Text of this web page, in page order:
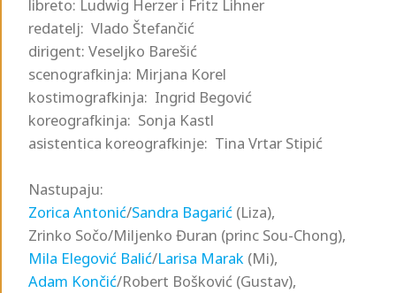
libreto: Ludwig Herzer i Fritz Lihner
redatelj: Vlado Štefančić
dirigent: Veseljko Barešić
scenografkinja: Mirjana Korel
kostimografkinja: Ingrid Begović
koreografkinja: Sonja Kastl
asistentica koreografkinje: Tina Vrtar Stipić
Nastupaju:
Zorica Antonić/Sandra Bagarić (Liza),
Zrinko Sočo/Miljenko Đuran (princ Sou-Chong),
Mila Elegović Balić/Larisa Marak (Mi),
Adam Končić/Robert Bošković (Gustav),